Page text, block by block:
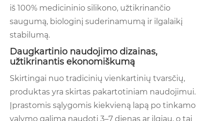
iš 100% medicininio silikono, užtikrinančio
saugumą, biologinį suderinamumą ir ilgalaikį
stabilumą.
Daugkartinio naudojimo dizainas,
užtikrinantis ekonomiškumą
Skirtingai nuo tradicinių vienkartinių tvarsčių,
produktas yra skirtas pakartotiniam naudojimui.
Įprastomis sąlygomis kiekvieną lapą po tinkamo
valymo galima naudoti 3–7 dienas ar ilgiau, o tai